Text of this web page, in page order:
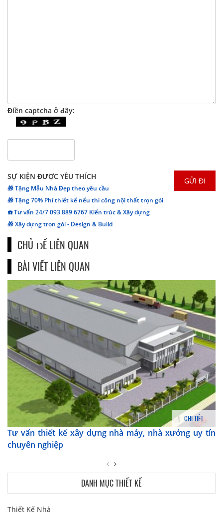
Điền captcha ở đây:
SỰ KIỆN ĐƯỢC YÊU THÍCH
🎁 Tặng Mẫu Nhà Đẹp theo yêu cầu
🎁 Tặng 70% Phí thiết kế nếu thi công nội thất trọn gói
☎️ Tư vấn 24/7 093 889 6767 Kiến trúc & Xây dựng
🎁 Xây dựng trọn gói - Design & Build
CHỦ ĐỀ LIÊN QUAN
BÀI VIẾT LIÊN QUAN
CHI TIẾT
Tư vấn thiết kế xây dựng nhà máy, nhà xưởng uy tín
chuyên nghiệp
DANH MỤC THIẾT KẾ
Thiết Kế Nhà